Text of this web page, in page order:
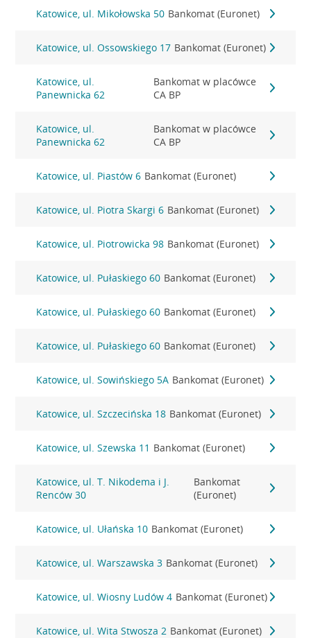
Katowice, ul. Mikołowska 50 Bankomat (Euronet)
Katowice, ul. Ossowskiego 17 Bankomat (Euronet)
Katowice, ul.
Panewnicka 62
Bankomat w placówce
CA BP
Katowice, ul.
Panewnicka 62
Bankomat w placówce
CA BP
Katowice, ul. Piastów 6 Bankomat (Euronet)
Katowice, ul. Piotra Skargi 6 Bankomat (Euronet)
Katowice, ul. Piotrowicka 98 Bankomat (Euronet)
Katowice, ul. Pułaskiego 60 Bankomat (Euronet)
Katowice, ul. Pułaskiego 60 Bankomat (Euronet)
Katowice, ul. Pułaskiego 60 Bankomat (Euronet)
Katowice, ul. Sowińskiego 5A Bankomat (Euronet)
Katowice, ul. Szczecińska 18 Bankomat (Euronet)
Katowice, ul. Szewska 11 Bankomat (Euronet)
Katowice, ul. T. Nikodema i J.
Renców 30
Bankomat
(Euronet)
Katowice, ul. Ułańska 10 Bankomat (Euronet)
Katowice, ul. Warszawska 3 Bankomat (Euronet)
Katowice, ul. Wiosny Ludów 4 Bankomat (Euronet)
Katowice, ul. Wita Stwosza 2 Bankomat (Euronet)